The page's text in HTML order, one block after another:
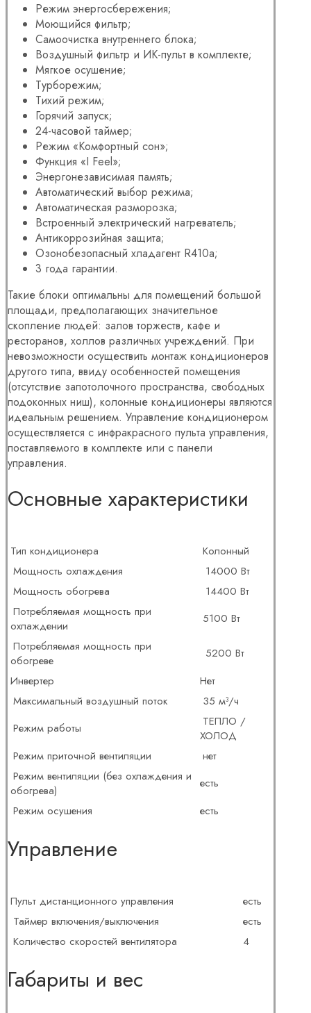
Режим энергосбережения;
Моющийся фильтр;
Самоочистка внутреннего блока;
Воздушный фильтр и ИК-пульт в комплекте;
Мягкое осушение;
Турборежим;
Тихий режим;
Горячий запуск;
24-часовой таймер;
Режим «Комфортный сон»;
Функция «I Feel»;
Энергонезависимая память;
Автоматический выбор режима;
Автоматическая разморозка;
Встроенный электрический нагреватель;
Антикоррозийная защита;
Озонобезопасный хладагент R410a;
3 года гарантии.
Такие блоки оптимальны для помещений большой
площади, предполагающих значительное
скопление людей: залов торжеств, кафе и
ресторанов, холлов различных учреждений. При
невозможности осуществить монтаж кондиционеров
другого типа, ввиду особенностей помещения
(отсутствие запотолочного пространства, свободных
подоконных ниш), колонные кондиционеры являются
идеальным решением. Управление кондиционером
осуществляется с инфракрасного пульта управления,
поставляемого в комплекте или с панели
управления.
Основные характеристики
Тип кондиционера
Колонный
Мощность охлаждения
14000 Вт
Мощность обогрева
14400 Вт
Потребляемая мощность при
охлаждении
5100 Вт
Потребляемая мощность при
обогреве
5200 Вт
Инвертер
Нет
Максимальный воздушный поток
35 м³/ч
Режим работы
ТЕПЛО /
ХОЛОД
Режим приточной вентиляции
нет
Режим вентиляции (без охлаждения и
обогрева)
есть
Режим осушения
есть
Управление
Пульт дистанционного управления
есть
Таймер включения/выключения
есть
Количество скоростей вентилятора
4
Габариты и вес